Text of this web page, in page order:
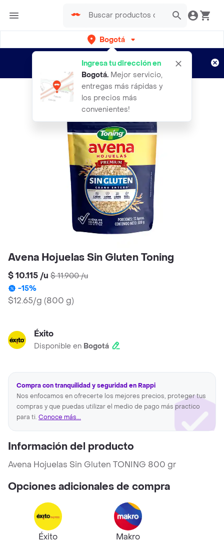
Bogotá
Ingresa tu dirección en
Bogotá. Mejor servicio,
entregas más rápidas y
los precios más
convenientes!
envíos gratis por semanas
Aplican TyC
Avena Hojuelas Sin Gluten Toning
$ 10.115 /u $ 11.900/u
-15%
$12.65/g (800 g)
Éxito
Disponible en Bogotá
Compra con tranquilidad y seguridad en Rappi
Nos enfocamos en ofrecerte los mejores precios, proteger tus
compras y que puedas utilizar el medio de pago más practico
para ti. Conoce más...
Información del producto
Avena Hojuelas Sin Gluten TONING 800 gr
Opciones adicionales de compra
Éxito
Makro